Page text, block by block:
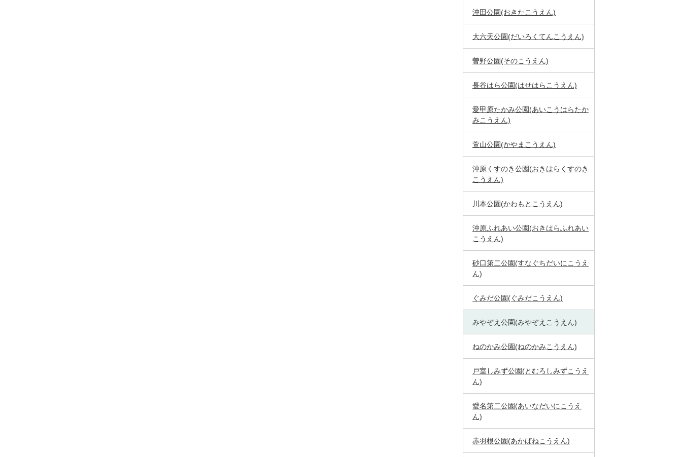
沖田公園(おきたこうえん)
大六天公園(だいろくてんこうえん)
曽野公園(そのこうえん)
長谷はら公園(はせはらこうえん)
愛甲原たかみ公園(あいこうはらたか
みこうえん)
萱山公園(かやまこうえん)
沖原くすのき公園(おきはらくすのき
こうえん)
川本公園(かわもとこうえん)
沖原ふれあい公園(おきはらふれあい
こうえん)
砂口第二公園(すなぐちだいにこうえ
ん)
ぐみだ公園(ぐみだこうえん)
みやぞえ公園(みやぞえこうえん)
ねのかみ公園(ねのかみこうえん)
戸室しみず公園(とむろしみずこうえ
ん)
愛名第二公園(あいなだいにこうえ
ん)
赤羽根公園(あかばねこうえん)